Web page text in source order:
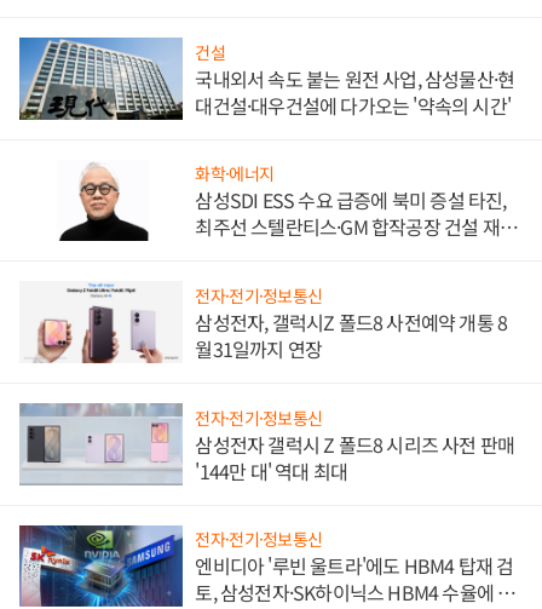
건설
국내외서 속도 붙는 원전 사업, 삼성물산·현
대건설·대우건설에 다가오는 '약속의 시간'
화학·에너지
삼성SDI ESS 수요 급증에 북미 증설 타진,
최주선 스텔란티스·GM 합작공장 건설 재추
전자·전기·정보통신
삼성전자, 갤럭시Z 폴드8 사전예약 개통 8
월31일까지 연장
전자·전기·정보통신
삼성전자 갤럭시 Z 폴드8 시리즈 사전 판매
'144만 대' 역대 최대
전자·전기·정보통신
엔비디아 '루빈 울트라'에도 HBM4 탑재 검
토, 삼성전자·SK하이닉스 HBM4 수율에 주